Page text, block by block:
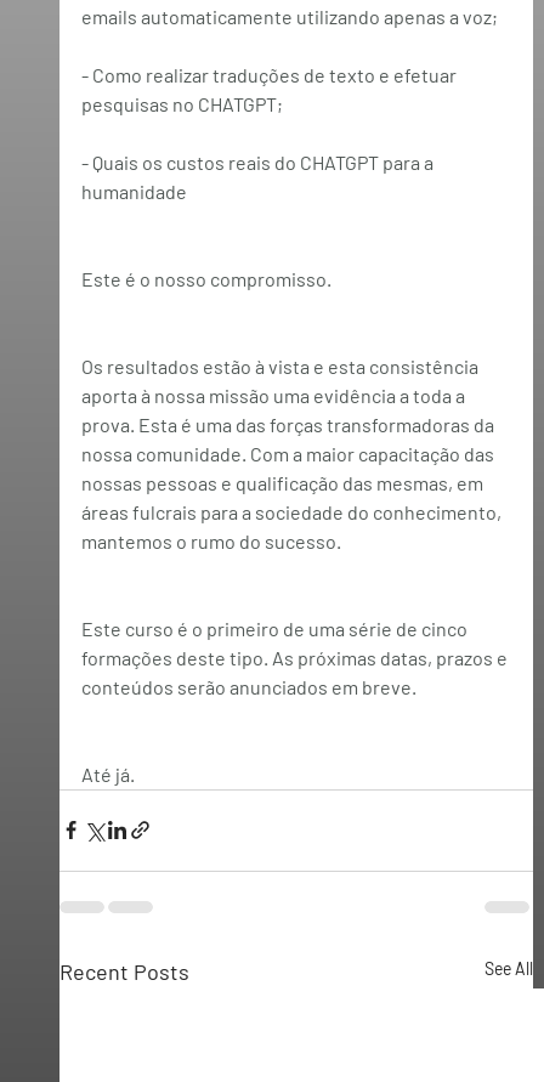
emails automaticamente utilizando apenas a voz;
- Como realizar traduções de texto e efetuar
pesquisas no CHATGPT;
- Quais os custos reais do CHATGPT para a
humanidade
Este é o nosso compromisso.
Os resultados estão à vista e esta consistência
aporta à nossa missão uma evidência a toda a
prova. Esta é uma das forças transformadoras da
nossa comunidade. Com a maior capacitação das
nossas pessoas e qualificação das mesmas, em
áreas fulcrais para a sociedade do conhecimento,
mantemos o rumo do sucesso.
Este curso é o primeiro de uma série de cinco
formações deste tipo. As próximas datas, prazos e
conteúdos serão anunciados em breve.
Até já.
Recent Posts See All